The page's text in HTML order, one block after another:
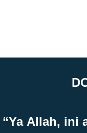
“Ya Allah, ini